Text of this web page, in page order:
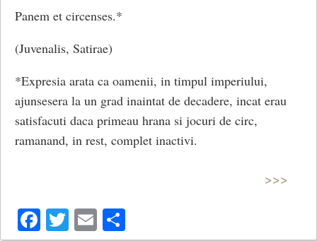
Panem et circenses.*
(Juvenalis, Satirae)
*Expresia arata ca oamenii, in timpul imperiului,
ajunsesera la un grad inaintat de decadere, incat erau
satisfacuti daca primeau hrana si jocuri de circ,
ramanand, in rest, complet inactivi.
>>>
Facebook
Twitter
Email